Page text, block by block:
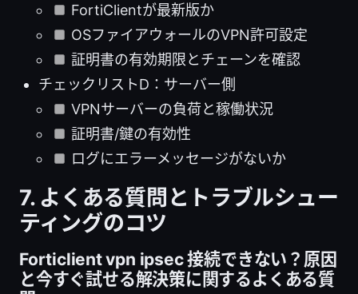
FortiClientが最新版か
OSファイアウォールのVPN許可設定
証明書の有効期限とチェーンを確認
チェックリストD：サーバー側
VPNサーバーの負荷と稼働状況
証明書/鍵の有効性
ログにエラーメッセージがないか
7. よくある質問とトラブルシュー
ティングのコツ
Forticlient vpn ipsec 接続できない？原因
と今すぐ試せる解決策に関するよくある質